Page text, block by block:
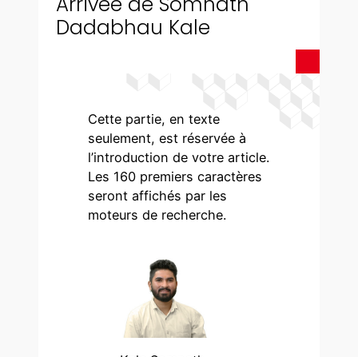
Dadabhau Kale
Cette partie, en texte
seulement, est réservée à
l’introduction de votre article.
Les 160 premiers caractères
seront affichés par les
moteurs de recherche.